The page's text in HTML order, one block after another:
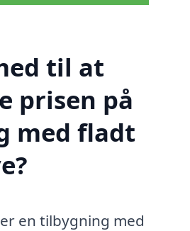
til at
prisen på
med fladt
en tilbygning med